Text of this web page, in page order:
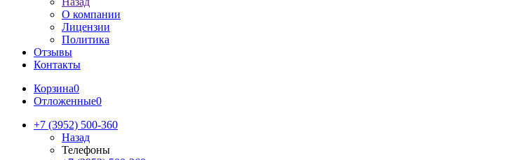
О компании
Лицензии
Политика
Отзывы
Контакты
Корзина0
Отложенные0
+7 (3952) 500-360
Назад
Телефоны